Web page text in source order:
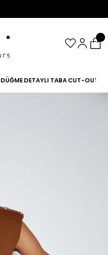
DÜĞME DETAYLI TABA CUT-OUT